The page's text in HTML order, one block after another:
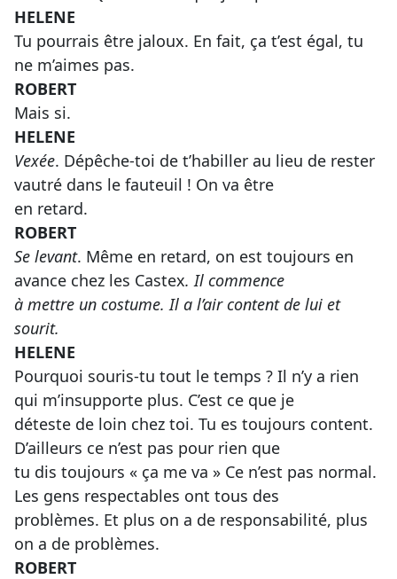
HELENE
Tu pourrais être jaloux. En fait, ça t’est égal, tu
ne m’aimes pas.
ROBERT
Mais si.
HELENE
Vexée. Dépêche-toi de t’habiller au lieu de rester
vautré dans le fauteuil ! On va être
en retard.
ROBERT
Se levant. Même en retard, on est toujours en
avance chez les Castex. Il commence
à mettre un costume. Il a l’air content de lui et
sourit.
HELENE
Pourquoi souris-tu tout le temps ? Il n’y a rien
qui m’insupporte plus. C’est ce que je
déteste de loin chez toi. Tu es toujours content.
D’ailleurs ce n’est pas pour rien que
tu dis toujours « ça me va » Ce n’est pas normal.
Les gens respectables ont tous des
problèmes. Et plus on a de responsabilité, plus
on a de problèmes.
ROBERT